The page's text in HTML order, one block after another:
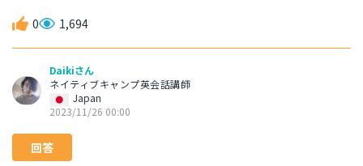
0 1,694
Daikiさん
ネイティブキャンプ英会話講師
Japan
2023/11/26 00:00
回答